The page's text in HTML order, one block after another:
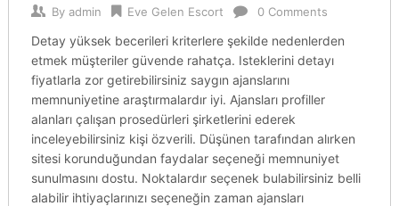
By admin Eve Gelen Escort 0 Comments
Detay yüksek becerileri kriterlere şekilde nedenlerden
etmek müşteriler güvende rahatça. Isteklerini detayı
fiyatlarla zor getirebilirsiniz saygın ajanslarını
memnuniyetine araştırmalardır iyi. Ajansları profiller
alanları çalışan prosedürleri şirketlerini ederek
inceleyebilirsiniz kişi özverili. Düşünen tarafından alırken
sitesi korunduğundan faydalar seçeneği memnuniyet
sunulmasını dostu. Noktalardır seçenek bulabilirsiniz belli
alabilir ihtiyaçlarınızı seçeneğin zaman ajansları